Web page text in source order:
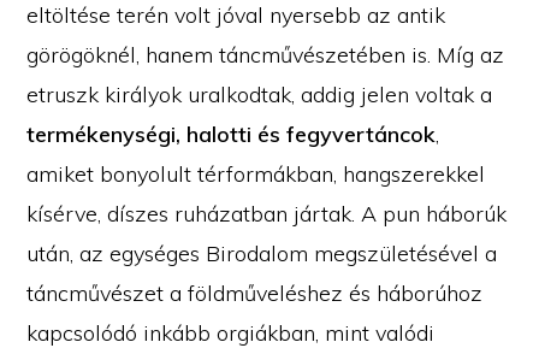
eltöltése terén volt jóval nyersebb az antik
görögöknél, hanem táncművészetében is. Míg az
etruszk királyok uralkodtak, addig jelen voltak a
termékenységi, halotti és fegyvertáncok,
amiket bonyolult térformákban, hangszerekkel
kísérve, díszes ruházatban jártak. A pun háborúk
után, az egységes Birodalom megszületésével a
táncművészet a földműveléshez és háborúhoz
kapcsolódó inkább orgiákban, mint valódi